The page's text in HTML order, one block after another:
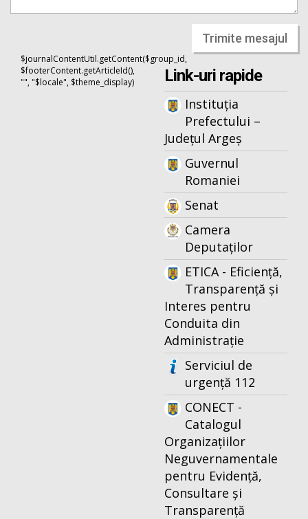
Trimite mesajul
$journalContentUtil.getContent($group_id,
$footerContent.getArticleId(),
"", "$locale", $theme_display)
Link-uri rapide
Instituția
Prefectului –
Județul Argeș
Guvernul
Romaniei
Senat
Camera
Deputaților
ETICA - Eficiență,
Transparență și
Interes pentru
Conduita din
Administrație
Serviciul de
urgență 112
CONECT -
Catalogul
Organizațiilor
Neguvernamentale
pentru Evidență,
Consultare și
Transparență